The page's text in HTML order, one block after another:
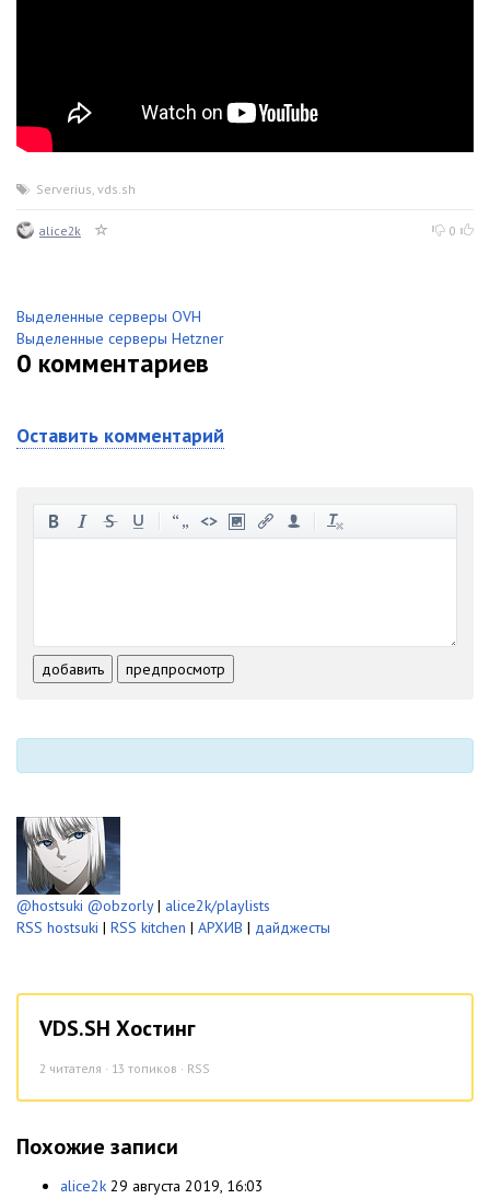
Serverius, vds.sh
alice2k 0
Выделенные серверы OVH
Выделенные серверы Hetzner
0 комментариев
Оставить комментарий
-
-
-
добавить предпросмотр
@hostsuki @obzorly| alice2k/playlists
RSS hostsuki | RSS kitchen | АРХИВ | дайджесты
VDS.SH Хостинг
2 читателя · 13 топиков · RSS
Похожие записи
alice2k 29 августа 2019, 16:03